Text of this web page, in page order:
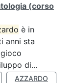
(corso
è in
anni sta
di...
AZZARDO